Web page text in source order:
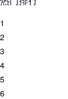
1
2
3
4
5
6